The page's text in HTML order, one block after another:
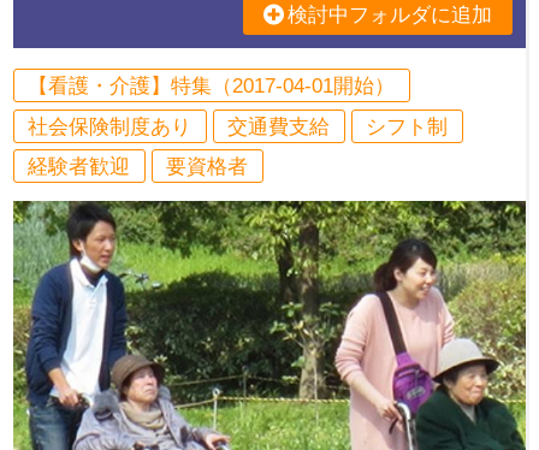
検討中フォルダに追加
【看護・介護】特集（2017-04-01開始）
社会保険制度あり
交通費支給
シフト制
経験者歓迎
要資格者